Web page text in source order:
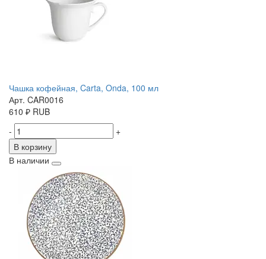
Чашка кофейная, Carta, Onda, 100 мл
Арт. CAR0016
610 ₽ RUB
-
+
В корзину
В наличии